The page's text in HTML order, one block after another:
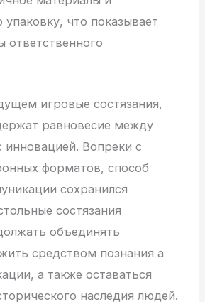
что показывает
игровые состязания,
равновесие между
Вопреки с
форматов, способ
сохранился
состязания
объединять
средством познания а
а также оставаться
наследия людей.